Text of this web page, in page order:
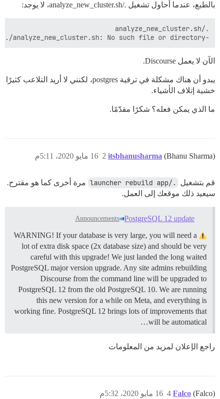
بالطبع، عندما أحاول تشغيل ./analyze_new_cluster.sh، لا يوجد:
-su: ./analyze_new_cluster.sh: No such file or directory
الآن لا يعمل Discourse.
يبدو أن هناك مشكلة في ترقية postgres، لكنني لا أريد التلاعب كثيرًا
خشية إتلاف الأشياء.
ما الذي يمكن فعله؟ شكرًا مقدّمًا.
itsbhanusharma (Bhanu Sharma) 16 مايو 2020، 5:11م 2
قم بتشغيل ./launcher rebuild app
مرة أخرى كما هو مقترح.
سيعيد ذلك موقعك إلى العمل.
PostgreSQL 12 update
Announcements
WARNING! If your database is very large, you will need a
lot of extra disk space (2x database size) and should be very
careful with this upgrade! We just landed the long waited
PostgreSQL major version upgrade. Any site admins rebuilding
Discourse from the command line will be upgraded to
PostgreSQL 12 from the old PostgreSQL 10. We are running
this new version for a while on Meta, and everything is
working fine. PostgreSQL 12 brings lots of improvements that
will be automatical…
راجع الإعلان لمزيد من المعلومات
Falco (Falco) 16 مايو 2020، 5:32م 4